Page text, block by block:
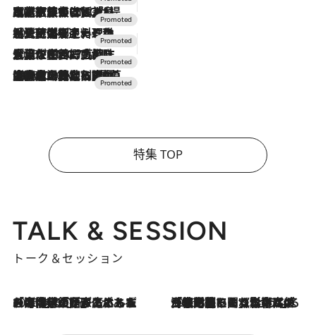
2026.7.31
【ホテル帰省】という選択肢をOMOが提案。家族とほどよい距離を保つには「昼は実家、夜は気兼ねなくホテルで！」
2026.7.24
【夏限定ディナーコース】旬を迎える稚鮎や花ズッキーニなどをイタリア・トスカーナの郷土料理の手法で満喫！
2026.7.17
「土佐和ハーブかき氷」がOMO7高知に登場！生姜、山椒、大葉など目にも舌にも涼を呼ぶ郷土の味
2026.7.10
NEW OPEN！【界 草津】名湯の地に誕生。趣の異なる2種の温泉と上州ならではの会席・蕎麦割烹など美食を味わう究極の癒やし旅
特集 TOP
TALK & SESSION
トーク＆セッション
2026.8.3
「今後値上げがあるとすれば…」「リスクがあるのは今年の冬」エネルギー専門家が語る、ホルムズ海峡封鎖が家庭にもたらす“ある心配” 2026.8.3
「住宅建てられない…」「サーチャージ料の高値が続いている」ホルムズ海峡封鎖による影響はいつまで続く？《エネルギー専門家に聞く“どうなる日本の暮らし”》